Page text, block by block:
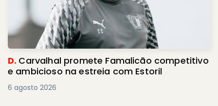
D. Carvalhal promete Famalicão competitivo
e ambicioso na estreia com Estoril
6 agosto 2026